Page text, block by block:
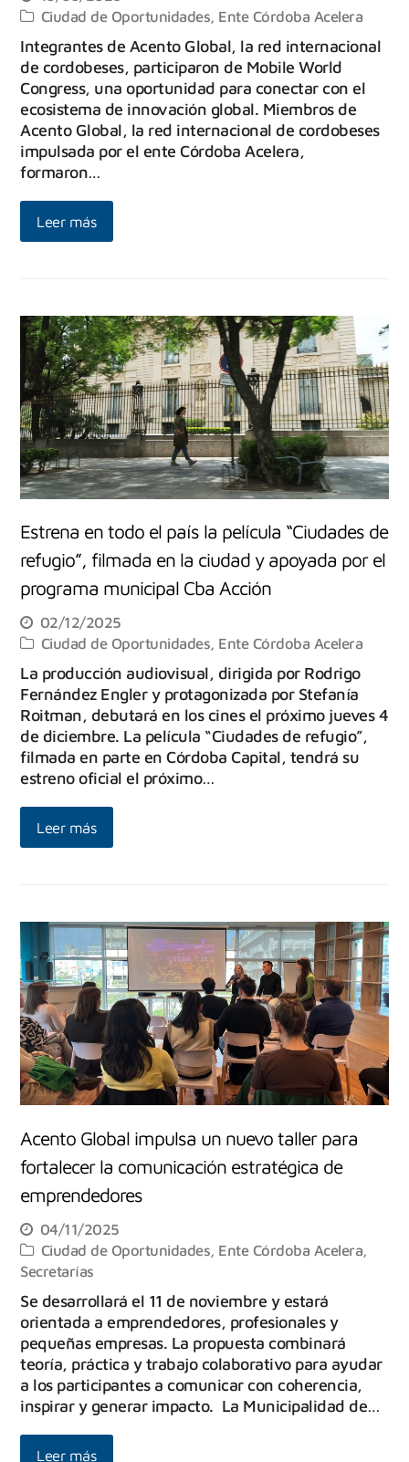
Ciudad de Oportunidades, Ente Córdoba Acelera
Integrantes de Acento Global, la red internacional
de cordobeses, participaron de Mobile World
Congress, una oportunidad para conectar con el
ecosistema de innovación global. Miembros de
Acento Global, la red internacional de cordobeses
impulsada por el ente Córdoba Acelera,
formaron…
Leer más
Estrena en todo el país la película “Ciudades de
refugio”, filmada en la ciudad y apoyada por el
programa municipal Cba Acción
02/12/2025
Ciudad de Oportunidades, Ente Córdoba Acelera
La producción audiovisual, dirigida por Rodrigo
Fernández Engler y protagonizada por Stefanía
Roitman, debutará en los cines el próximo jueves 4
de diciembre. La película “Ciudades de refugio”,
filmada en parte en Córdoba Capital, tendrá su
estreno oficial el próximo…
Leer más
Acento Global impulsa un nuevo taller para
fortalecer la comunicación estratégica de
emprendedores ‌
04/11/2025
Ciudad de Oportunidades, Ente Córdoba Acelera,
Secretarías
Se desarrollará el 11 de noviembre y estará
orientada a emprendedores, profesionales y
pequeñas empresas. La propuesta combinará
teoría, práctica y trabajo colaborativo para ayudar
a los participantes a comunicar con coherencia,
inspirar y generar impacto. ‌ La Municipalidad de…
Leer más